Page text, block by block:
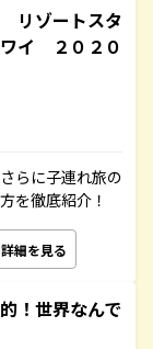
リゾートスタ
イ ２０２０
らに子連れ旅の
を徹底紹介！
詳細を見る
！世界なんで